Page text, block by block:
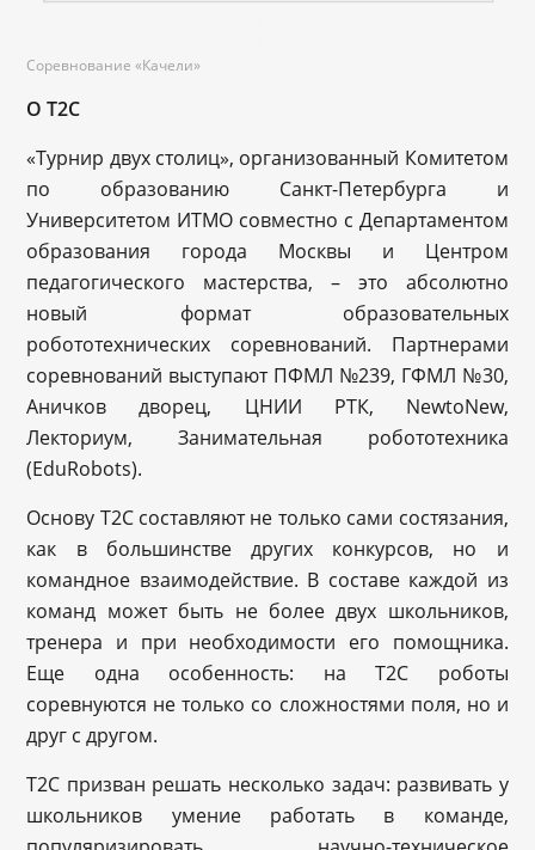
Соревнование «Качели»
О Т2С
«Турнир двух столиц», организованный Комитетом
по образованию Санкт-Петербурга и
Университетом ИТМО совместно с Департаментом
образования города Москвы и Центром
педагогического мастерства, – это абсолютно
новый формат образовательных
робототехнических соревнований. Партнерами
соревнований выступают ПФМЛ №239, ГФМЛ №30,
Аничков дворец, ЦНИИ РТК, NewtoNew,
Лекториум, Занимательная робототехника
(EduRobots).
Основу Т2С составляют не только сами состязания,
как в большинстве других конкурсов, но и
командное взаимодействие. В составе каждой из
команд может быть не более двух школьников,
тренера и при необходимости его помощника.
Еще одна особенность: на Т2С роботы
соревнуются не только со сложностями поля, но и
друг с другом.
Т2С призван решать несколько задач: развивать у
школьников умение работать в команде,